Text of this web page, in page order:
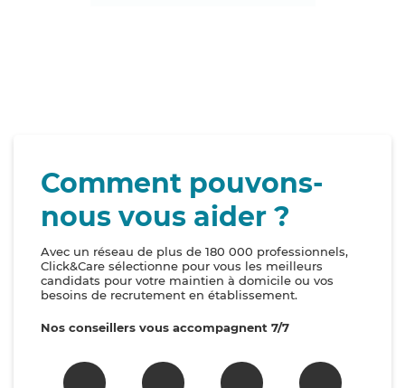
Comment pouvons-
nous vous aider ?
Avec un réseau de plus de 180 000 professionnels,
Click&Care sélectionne pour vous les meilleurs
candidats pour votre maintien à domicile ou vos
besoins de recrutement en établissement.
Nos conseillers vous accompagnent 7/7